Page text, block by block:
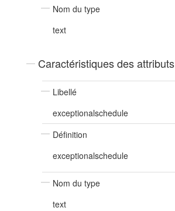
Nom du type
text
Caractéristiques des attributs
Libellé
exceptionalschedule
Définition
exceptionalschedule
Nom du type
text